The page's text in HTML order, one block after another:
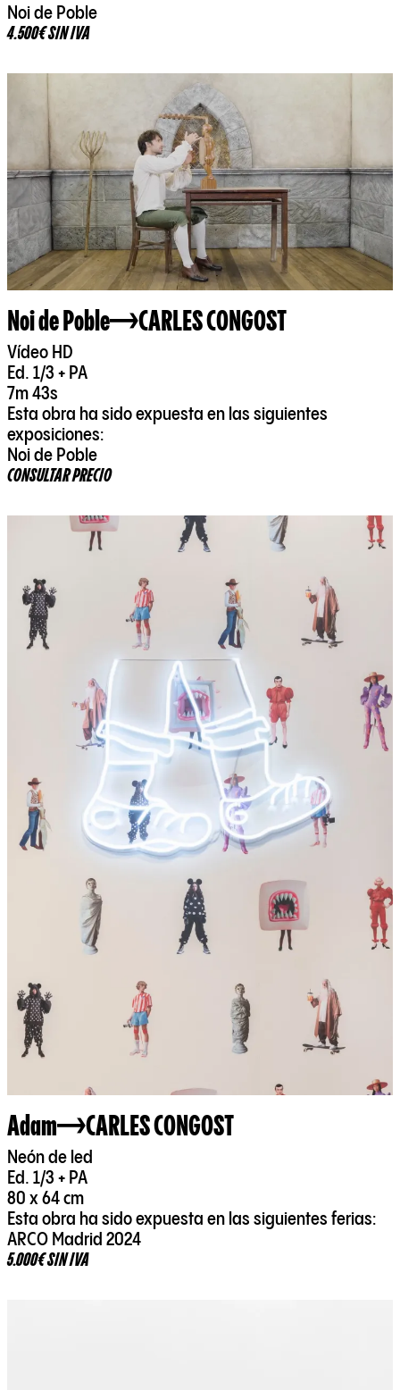
Noi de Poble
4.500€ SIN IVA
Noi de Poble CARLES CONGOST
Vídeo HD
Ed. 1/3 + PA
7m 43s
Esta obra ha sido expuesta en las siguientes
exposiciones:
Noi de Poble
CONSULTAR PRECIO
Adam CARLES CONGOST
Neón de led
Ed. 1/3 + PA
80 x 64 cm
Esta obra ha sido expuesta en las siguientes ferias:
ARCO Madrid 2024
5.000€ SIN IVA